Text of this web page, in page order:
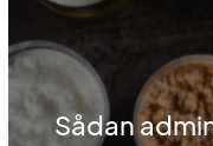
Sådan